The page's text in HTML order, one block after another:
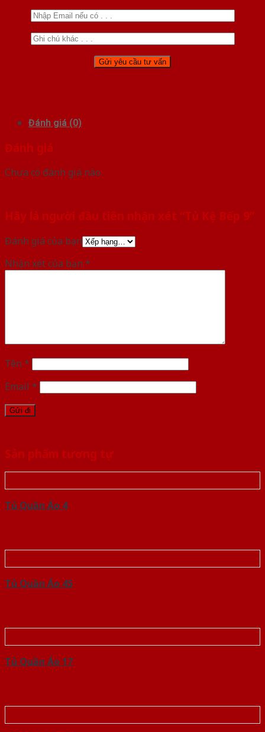
Đánh giá (0)
Đánh giá
Chưa có đánh giá nào.
Hãy là người đầu tiên nhận xét “Tủ Kệ Bếp 9”
Đánh giá của bạn
Nhận xét của bạn *
Tên *
Email *
Sản phẩm tương tự
Tủ Quần Áo 4
Tủ Quần Áo 45
Tủ Quần Áo 17